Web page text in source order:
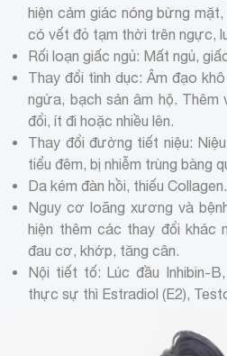
hiện cảm giác nóng bừng
có vết đỏ tạm thời trên ngực,
Rối loạn giấc ngủ: Mất ngủ,
Thay đổi tình dục: Âm đạo
ngứa, bạch sản âm hộ. Thêm
đổi, ít đi hoặc nhiều lên.
Thay đổi đường tiết niệu:
tiểu đêm, bị nhiễm trùng bàng
Da kém đàn hồi, thiếu Collagen.
Nguy cơ loãng xương và
hiện thêm các thay đổi khác
đau cơ, khớp, tăng cân.
Nội tiết tố: Lúc đầu Inhibin-
thực sự thì Estradiol (E2),